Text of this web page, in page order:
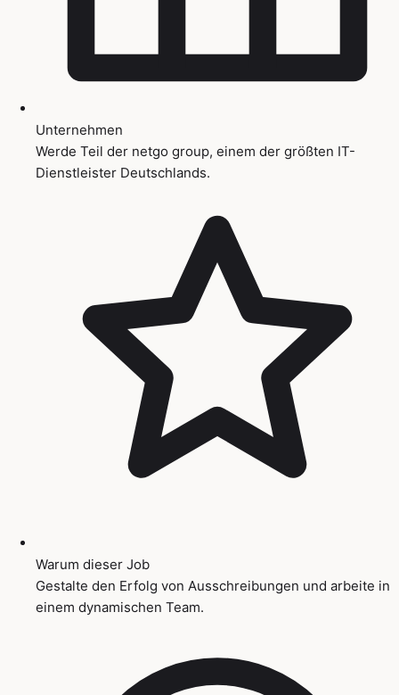
Unternehmen
Werde Teil der netgo group, einem der größten IT-
Dienstleister Deutschlands.
Warum dieser Job
Gestalte den Erfolg von Ausschreibungen und arbeite in
einem dynamischen Team.